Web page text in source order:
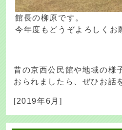
館長の柳原です。
今年度もどうぞよろしくお
昔の京西公民館や地域の様
おられましたら、ぜひお話
[2019年6月]